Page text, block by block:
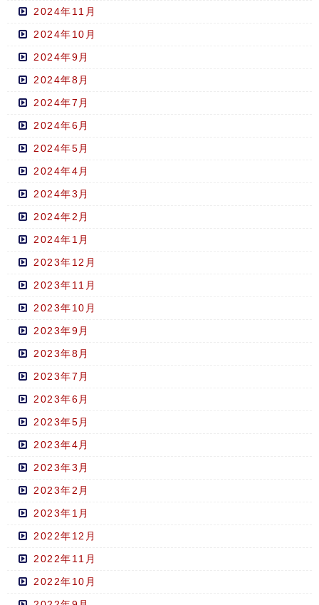
2024年11月
2024年10月
2024年9月
2024年8月
2024年7月
2024年6月
2024年5月
2024年4月
2024年3月
2024年2月
2024年1月
2023年12月
2023年11月
2023年10月
2023年9月
2023年8月
2023年7月
2023年6月
2023年5月
2023年4月
2023年3月
2023年2月
2023年1月
2022年12月
2022年11月
2022年10月